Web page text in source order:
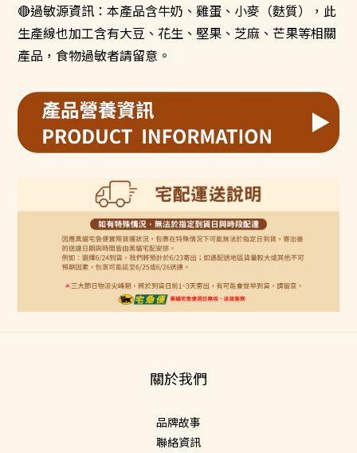
🔴過敏源資訊：本產品含牛奶、雞蛋、小麥（麩質），此
生產線也加工含有大豆、花生、堅果、芝麻、芒果等相關
產品，食物過敏者請留意。
關於我們
品牌故事
聯絡資訊